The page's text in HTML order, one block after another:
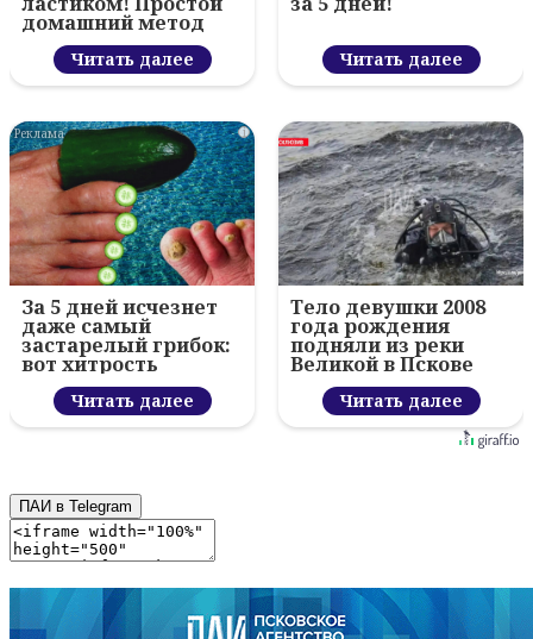
домашний метод
Читать далее Читать далее
i
За 5 дней исчезнет
даже самый
застарелый грибок:
вот хитрость
Читать далее
Тело девушки 2008
года рождения
подняли из реки
Великой в Пскове
Читать далее
ПАИ в Telegram